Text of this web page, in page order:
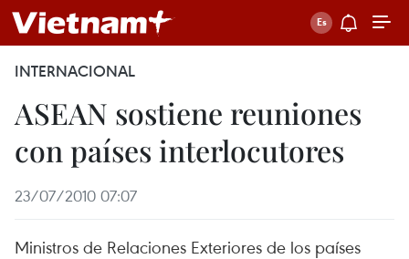
INTERNACIONAL
ASEAN sostiene reuniones
con países interlocutores
23/07/2010 07:07
Ministros de Relaciones Exteriores de los países